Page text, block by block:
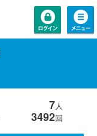
7人
3492回